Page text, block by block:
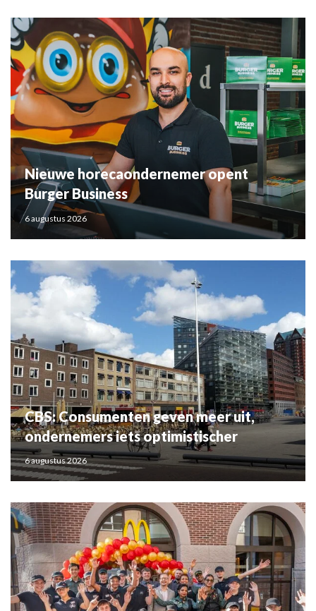
Nieuwe horecaondernemer opent
Burger Business
6 augustus 2026
CBS: Consumenten geven meer uit,
ondernemers iets optimistischer
6 augustus 2026